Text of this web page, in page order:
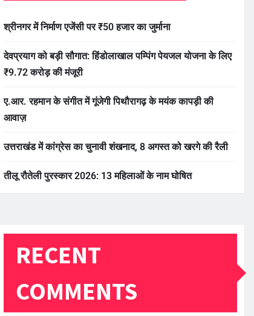
श्रीनगर में निर्माण एजेंसी पर ₹50 हजार का जुर्माना
देवप्रयाग को बड़ी सौगात: हिंडोलाखाल पम्पिंग पेयजल योजना के लिए
₹9.72 करोड़ की मंजूरी
ए.आर. रहमान के संगीत में गूंजेगी पिथौरागढ़ के मयंक कापड़ी की
आवाज़
उत्तराखंड में कांग्रेस का चुनावी शंखनाद, 8 अगस्त को खरगे की रैली
तीलू रौतेली पुरस्कार 2026: 13 महिलाओं के नाम घोषित
RECENT
COMMENTS